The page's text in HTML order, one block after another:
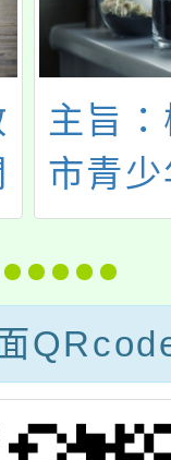
主旨
市青
114年
員甄
份，